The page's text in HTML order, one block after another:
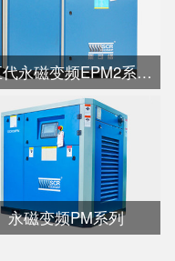
第五代永磁变频EPM2系列水冷
永磁变频PM系列